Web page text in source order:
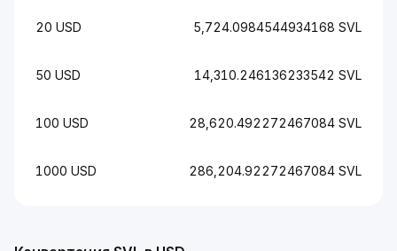
20 USD 5,724.0984544934168 SVL
50 USD 14,310.246136233542 SVL
100 USD 28,620.492272467084 SVL
1000 USD 286,204.92272467084 SVL